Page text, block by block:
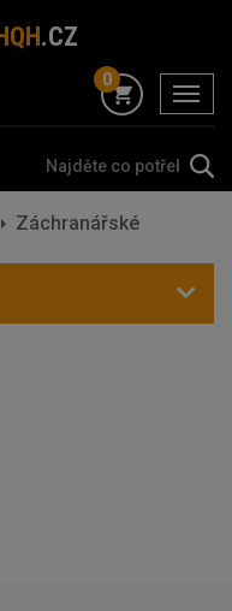
.CZ
menu
0
Záchranářské